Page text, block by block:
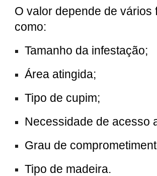
O valor depende de vários
como:
Tamanho da infestação;
Área atingida;
Tipo de cupim;
Necessidade de acesso
Grau de
Tipo de madeira.